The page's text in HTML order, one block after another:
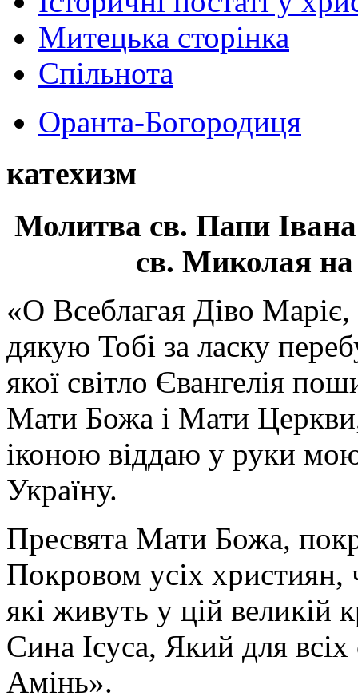
Митецька сторінка
Спільнота
Оранта-Богородиця
катехизм
Молитва св. Папи
св. Миколая на
«О Всеблагая Діво
дякую Тобі за ласку
якої світло Євангелія
Мати Божа і Мати
іконою віддаю у руки
Україну.
Пресвята Мати Божа,
Покровом усіх християн,
які живуть у цій великій
Сина Ісуса, Який для
Амінь».